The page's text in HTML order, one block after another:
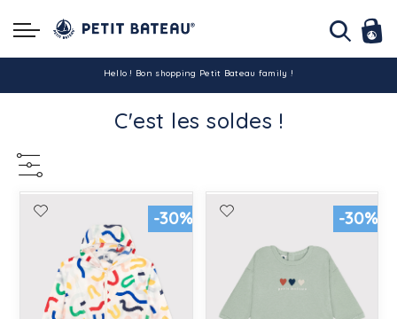
Hello ! Bon shopping Petit Bateau family !
C'est les soldes !
-30% -30%